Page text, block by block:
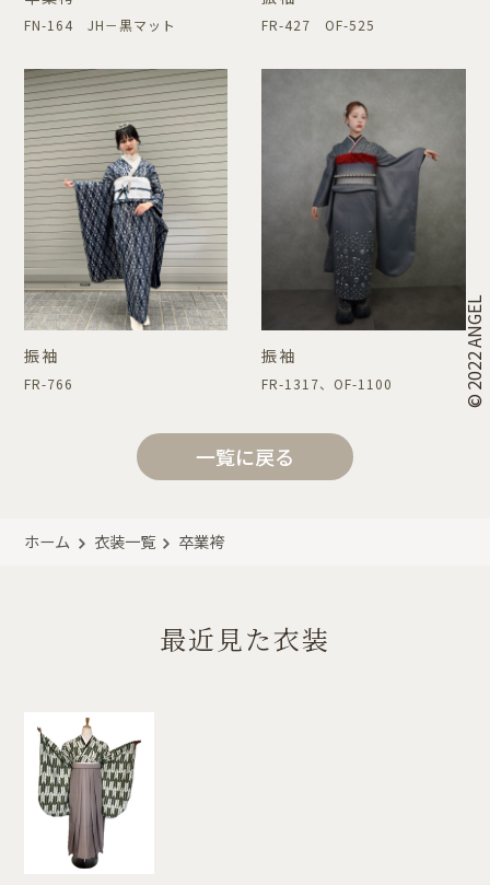
FN-164 JH－黒マット FR-427 OF-525
振袖
FR-766
振袖
FR-1317、OF-1100
一覧に戻る
ホーム 衣装一覧 卒業袴
最近見た衣装
© 2022 ANGEL